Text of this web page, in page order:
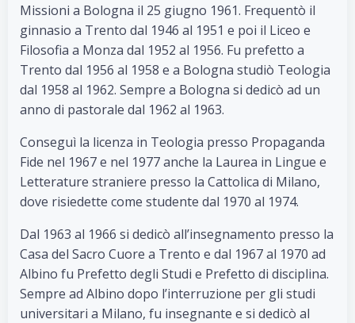
Missioni a Bologna il 25 giugno 1961. Frequentò il
ginnasio a Trento dal 1946 al 1951 e poi il Liceo e
Filosofia a Monza dal 1952 al 1956. Fu prefetto a
Trento dal 1956 al 1958 e a Bologna studiò Teologia
dal 1958 al 1962. Sempre a Bologna si dedicò ad un
anno di pastorale dal 1962 al 1963.
Conseguì la licenza in Teologia presso Propaganda
Fide nel 1967 e nel 1977 anche la Laurea in Lingue e
Letterature straniere presso la Cattolica di Milano,
dove risiedette come studente dal 1970 al 1974.
Dal 1963 al 1966 si dedicò all’insegnamento presso la
Casa del Sacro Cuore a Trento e dal 1967 al 1970 ad
Albino fu Prefetto degli Studi e Prefetto di disciplina.
Sempre ad Albino dopo l’interruzione per gli studi
universitari a Milano, fu insegnante e si dedicò al